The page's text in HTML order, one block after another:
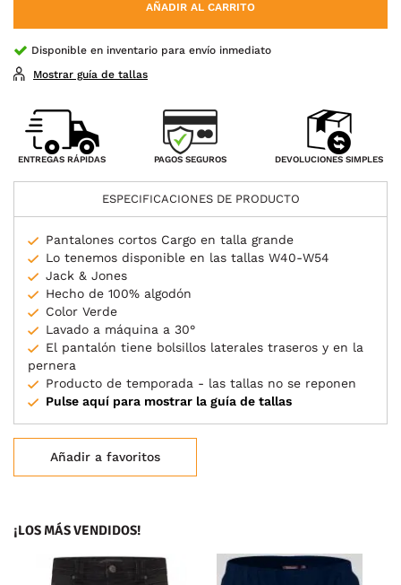
AÑADIR AL CARRITO
Disponible en inventario para envío inmediato
Mostrar guía de tallas
ENTREGAS RÁPIDAS PAGOS SEGUROS DEVOLUCIONES SIMPLES
ESPECIFICACIONES DE PRODUCTO
Pantalones cortos Cargo en talla grande
Lo tenemos disponible en las tallas W40-W54
Jack & Jones
Hecho de 100% algodón
Color Verde
Lavado a máquina a 30°
El pantalón tiene bolsillos laterales traseros y en la
pernera
Producto de temporada - las tallas no se reponen
Pulse aquí para mostrar la guía de tallas
Añadir a favoritos
¡LOS MÁS VENDIDOS!